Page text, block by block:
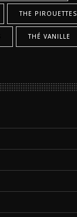
THE PIROUETTES
THÉ VANILLE